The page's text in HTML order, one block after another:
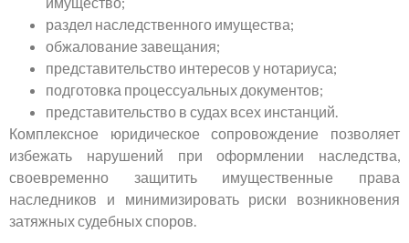
раздел наследственного имущества;
обжалование завещания;
представительство интересов у нотариуса;
подготовка процессуальных документов;
представительство в судах всех инстанций.
Комплексное юридическое сопровождение позволяет
избежать нарушений при оформлении наследства,
своевременно защитить имущественные права
наследников и минимизировать риски возникновения
затяжных судебных споров.